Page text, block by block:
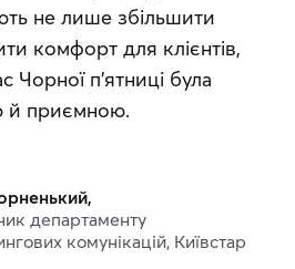
не лише збільшити
комфорт для клієнтів,
Чорної п’ятниці була
й приємною.
департаменту
комунікацій, Київстар